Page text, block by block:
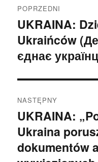
wpisu
POPRZEDNI
Poprzedni
wpis:
UKRAINA:
Ukraińców
єднає
NASTĘPNY
Następny
wpis:
UKRAINA:
Ukraina
dokumentów